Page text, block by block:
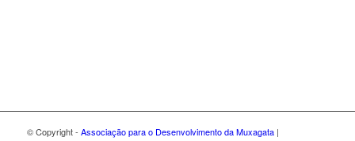
© Copyright - Associação para o Desenvolvimento da Muxagata|